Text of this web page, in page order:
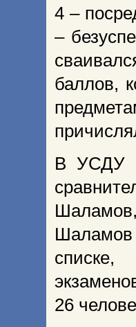
4 –
–
баллов,
В УСДУ
Шаламов
26